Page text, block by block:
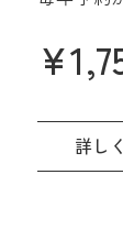
名駅直結
屋城も
評価の料
ドレス
っくり進
¥
詳し